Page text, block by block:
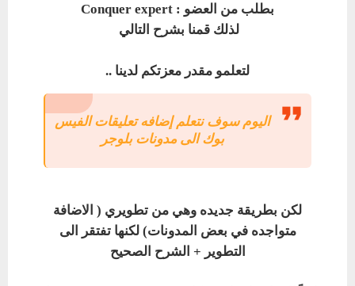
بطلب من العضو : Conquer expert
لذلك قمنا بشرح التالي
لتعلمو مقدر معزتكم لدينا ..
اليوم سوف نتعلم إضافه تعليقات الفيس
بوك الى مدونات بلوجر
لكن بطريقة جديده وهي من تطويري ( الاضافة
متواجده في بعض المدونات) لكنها تفتقر الى
التطوير + الشرح الصحيح